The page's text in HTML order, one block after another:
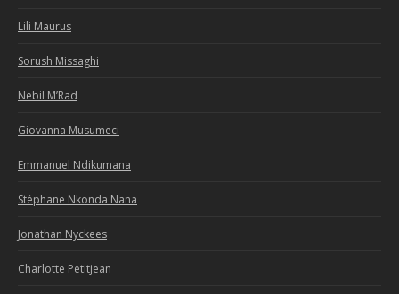
Lili Maurus
Sorush Missaghi
Nebil M’Rad
Giovanna Musumeci
Emmanuel Ndikumana
Stéphane Nkonda Nana
Jonathan Nyckees
Charlotte Petitjean